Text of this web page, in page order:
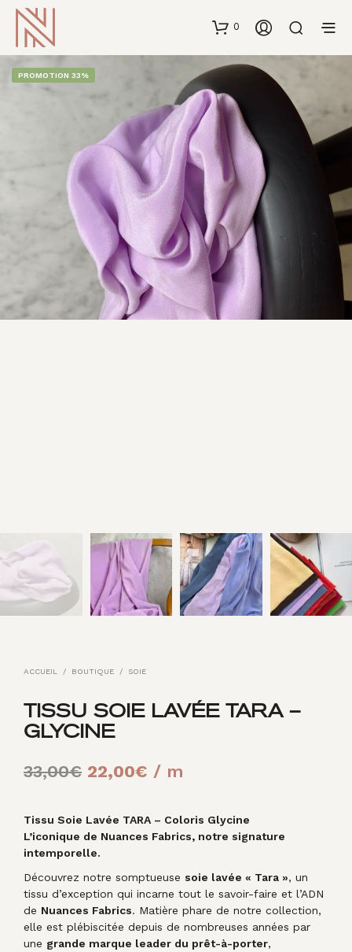
0
PROMOTION 33%
ACCUEIL / BOUTIQUE / SOIE
TISSU SOIE LAVÉE TARA –
GLYCINE
33,00€ Le
initial
était :
33,00€.
22,00€ Le
actuel
22,00€.
/ m
Tissu Soie Lavée TARA – Coloris Glycine
L’iconique de Nuances Fabrics, notre signature
intemporelle.
Découvrez notre somptueuse soie lavée « Tara », un
tissu d’exception qui incarne tout le savoir-faire et l’ADN
de Nuances Fabrics. Matière phare de notre collection,
elle est plébiscitée depuis de nombreuses années par
une grande marque leader du prêt-à-porter,